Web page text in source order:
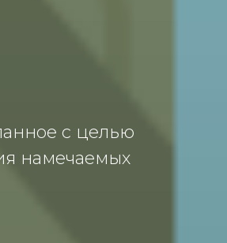
с целью
нaмечaемых